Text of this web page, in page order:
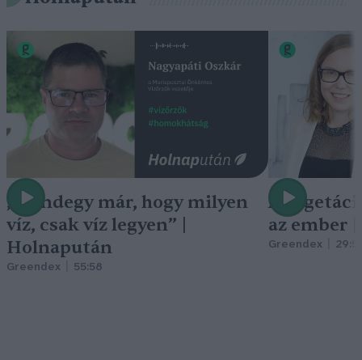
„Mindegy már, hogy milyen
víz, csak víz legyen” |
Holnapután
Greendex 55:58
A
az ember
Greendex